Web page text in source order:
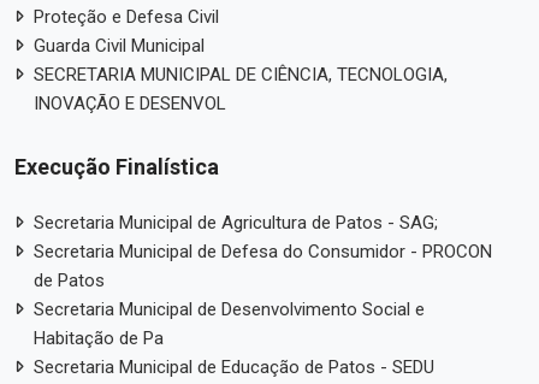
Proteção e Defesa Civil
Guarda Civil Municipal
SECRETARIA MUNICIPAL DE CIÊNCIA, TECNOLOGIA,
INOVAÇÃO E DESENVOL
Execução Finalística
Secretaria Municipal de Agricultura de Patos - SAG;
Secretaria Municipal de Defesa do Consumidor - PROCON
de Patos
Secretaria Municipal de Desenvolvimento Social e
Habitação de Pa
Secretaria Municipal de Educação de Patos - SEDU